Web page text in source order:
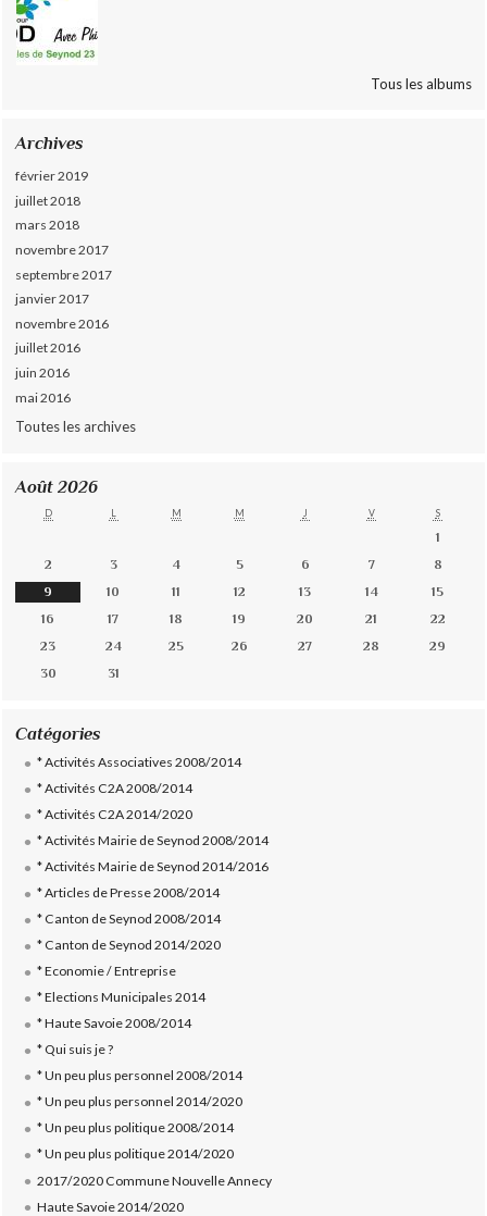
Tous les albums
Archives
février 2019
juillet 2018
mars 2018
novembre 2017
septembre 2017
janvier 2017
novembre 2016
juillet 2016
juin 2016
mai 2016
Toutes les archives
Août 2026
D L M M J V S
1
2
3 4 5 6 7
8
9
10 11 12 13 14
15
16
17 18 19 20 21
22
23
24 25 26 27 28
29
30
31
Catégories
* Activités Associatives 2008/2014
* Activités C2A 2008/2014
* Activités C2A 2014/2020
* Activités Mairie de Seynod 2008/2014
* Activités Mairie de Seynod 2014/2016
* Articles de Presse 2008/2014
* Canton de Seynod 2008/2014
* Canton de Seynod 2014/2020
* Economie / Entreprise
* Elections Municipales 2014
* Haute Savoie 2008/2014
* Qui suis je ?
* Un peu plus personnel 2008/2014
* Un peu plus personnel 2014/2020
* Un peu plus politique 2008/2014
* Un peu plus politique 2014/2020
2017/2020 Commune Nouvelle Annecy
Haute Savoie 2014/2020